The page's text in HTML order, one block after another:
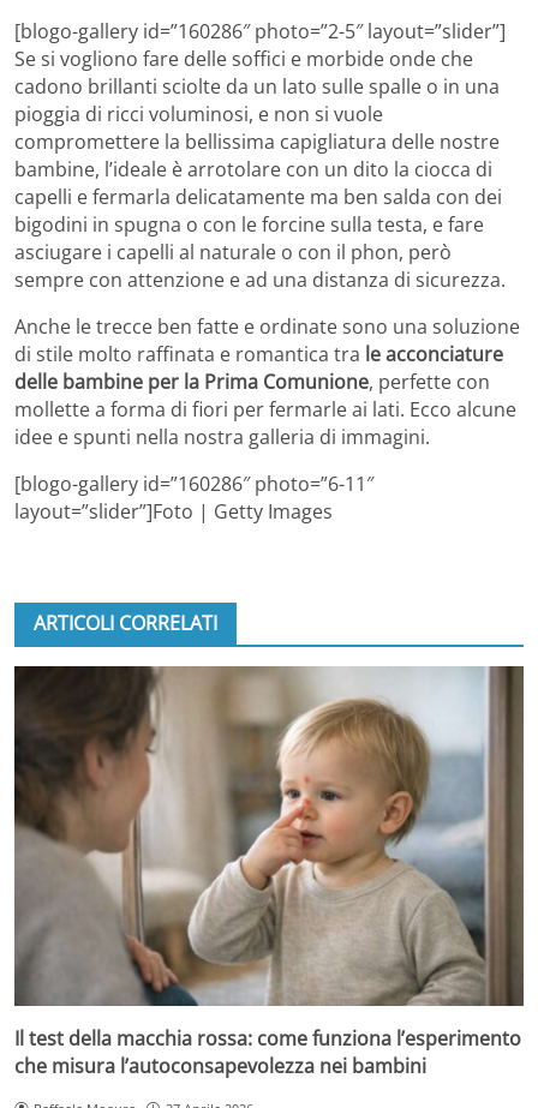
[blogo-gallery id=”160286″ photo=”2-5″ layout=”slider”]
Se si vogliono fare delle soffici e morbide onde che
cadono brillanti sciolte da un lato sulle spalle o in una
pioggia di ricci voluminosi, e non si vuole
compromettere la bellissima capigliatura delle nostre
bambine, l’ideale è arrotolare con un dito la ciocca di
capelli e fermarla delicatamente ma ben salda con dei
bigodini in spugna o con le forcine sulla testa, e fare
asciugare i capelli al naturale o con il phon, però
sempre con attenzione e ad una distanza di sicurezza.
Anche le trecce ben fatte e ordinate sono una soluzione
di stile molto raffinata e romantica tra le acconciature
delle bambine per la Prima Comunione, perfette con
mollette a forma di fiori per fermarle ai lati. Ecco alcune
idee e spunti nella nostra galleria di immagini.
[blogo-gallery id=”160286″ photo=”6-11″
layout=”slider”]Foto | Getty Images
ARTICOLI CORRELATI
Il test della macchia rossa: come funziona l’esperimento
che misura l’autoconsapevolezza nei bambini